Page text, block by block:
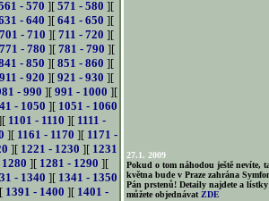
- 570 ][ 571 - 580 ][
- 640 ][ 641 - 650 ][
701 - 710 ][ 711 - 720 ][
771 - 780 ][ 781 - 790 ][
- 850 ][ 851 - 860 ][
911 - 920 ][ 921 - 930 ][
- 990 ][ 991 - 1000 ][
- 1050 ][ 1051 - 1060
1101 - 1110 ][ 1111 -
][ 1161 - 1170 ][ 1171 -
][ 1221 - 1230 ][ 1231
][ 1281 - 1290 ][
- 1340 ][ 1341 - 1350
1391 - 1400 ][ 1401 -
27.1. 2009
Pokud o tom náhodou ještě nevíte,
května bude v Praze zahrána
Pán prstenů! Detaily najdete a lístky
můžete objednávat ZDE